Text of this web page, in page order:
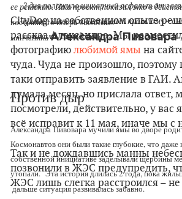
ее решению. Наш проект показал это в
постоянного юзера «БелЯмы»
минчанинаАлександра Пивовара
Против дыр
Александра Пивовара мучили ямы во дворе
Космонавтов они были такие глубокие, что
собственной инициативе заделывали щербины
утопали.Эта история длилась 2 года, пока
дальше ситуация развивалась забавно.
2 дня положило шикарный асфальт от
пришел ответ, аналогичный прошлому –
починили. Парадокс!».
CityDog на собственном опыте
рассказ Александра. Мы
фотографию любимой ямы на
чуда. Чуда не произошло, поэтому
таки отправить заявление в ГАИ.
думала месяц, но прислала ответ,
посмотрели, действительно, у
всё исправит к 11 мая, иначе мы с
Так и не дождавшись манны
позвонили в ЖЭС предупредить,
ЖЭС лишь слегка расстроился – не